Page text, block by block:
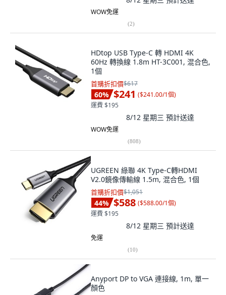
WOW免運
(2)
HDtop USB Type-C 轉 HDMI 4K
60Hz 轉換線 1.8m HT-3C001, 混合色,
1個
首購折扣價$617
60% $241 ($241.00/1個)
運費 $195
8/12 星期三 預計送達
WOW免運
(808)
UGREEN 綠聯 4K Type-C轉HDMI
V2.0鏡像傳輸線 1.5m, 混合色, 1個
首購折扣價$1,051
44% $588 ($588.00/1個)
運費 $195
8/12 星期三 預計送達
免運
(10)
Anyport DP to VGA 連接線, 1m, 單一
顏色